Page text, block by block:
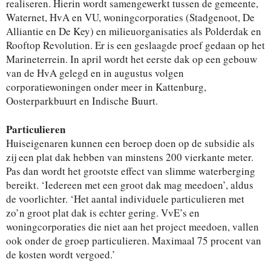
realiseren. Hierin wordt samengewerkt tussen de gemeente,
Waternet, HvA en VU, woningcorporaties (Stadgenoot, De
Alliantie en De Key) en milieuorganisaties als Polderdak en
Rooftop Revolution. Er is een geslaagde proef gedaan op het
Marineterrein. In april wordt het eerste dak op een gebouw
van de HvA gelegd en in augustus volgen
corporatiewoningen onder meer in Kattenburg,
Oosterparkbuurt en Indische Buurt.
Particulieren
Huiseigenaren kunnen een beroep doen op de subsidie als
zij een plat dak hebben van minstens 200 vierkante meter.
Pas dan wordt het grootste effect van slimme waterberging
bereikt. ‘Iedereen met een groot dak mag meedoen’, aldus
de voorlichter. ‘Het aantal individuele particulieren met
zo’n groot plat dak is echter gering. VvE’s en
woningcorporaties die niet aan het project meedoen, vallen
ook onder de groep particulieren. Maximaal 75 procent van
de kosten wordt vergoed.’